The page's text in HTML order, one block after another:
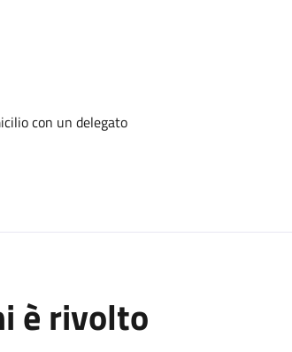
con un delegato
è rivolto